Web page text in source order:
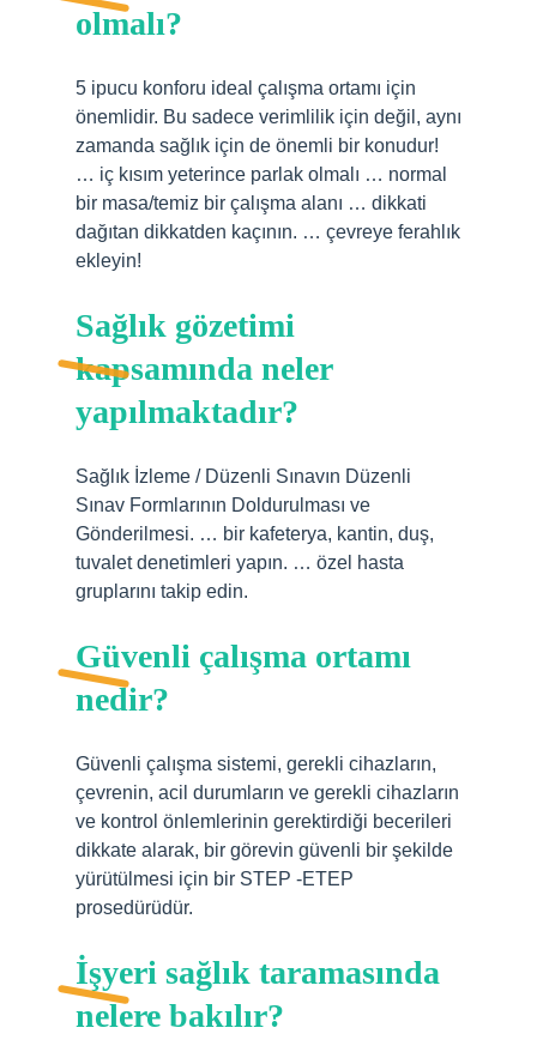
olmalı?
5 ipucu konforu ideal çalışma ortamı için
önemlidir. Bu sadece verimlilik için değil, aynı
zamanda sağlık için de önemli bir konudur!
… iç kısım yeterince parlak olmalı … normal
bir masa/temiz bir çalışma alanı … dikkati
dağıtan dikkatden kaçının. … çevreye ferahlık
ekleyin!
Sağlık gözetimi
kapsamında neler
yapılmaktadır?
Sağlık İzleme / Düzenli Sınavın Düzenli
Sınav Formlarının Doldurulması ve
Gönderilmesi. … bir kafeterya, kantin, duş,
tuvalet denetimleri yapın. … özel hasta
gruplarını takip edin.
Güvenli çalışma ortamı
nedir?
Güvenli çalışma sistemi, gerekli cihazların,
çevrenin, acil durumların ve gerekli cihazların
ve kontrol önlemlerinin gerektirdiği becerileri
dikkate alarak, bir görevin güvenli bir şekilde
yürütülmesi için bir STEP -ETEP
prosedürüdür.
İşyeri sağlık taramasında
nelere bakılır?